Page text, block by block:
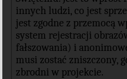
innych ludzi, co jest
jest zgodne z przemocą
system rejestracji
fałszowania) i
musi zostać zniszczony,
zbrodni w projekcie.